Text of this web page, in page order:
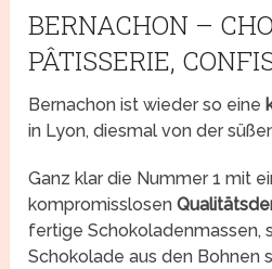
BERNACHON –
PÂTISSERIE,
Bernachon ist wieder so eine
in Lyon, diesmal von der
Ganz klar die Nummer 1 mit
kompromisslosen
fertige Schokoladenmassen,
Schokolade aus den Bohnen